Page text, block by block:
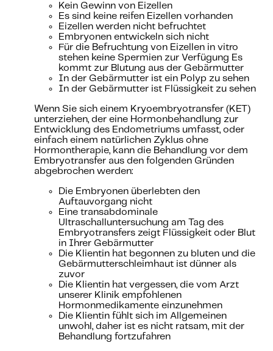
Kein Gewinn von Eizellen
Es sind keine reifen Eizellen vorhanden
Eizellen werden nicht befruchtet
Embryonen entwickeln sich nicht
Für die Befruchtung von Eizellen in vitro
stehen keine Spermien zur Verfügung Es
kommt zur Blutung aus der Gebärmutter
In der Gebärmutter ist ein Polyp zu sehen
In der Gebärmutter ist Flüssigkeit zu sehen
Wenn Sie sich einem Kryoembryotransfer (KET)
unterziehen, der eine Hormonbehandlung zur
Entwicklung des Endometriums umfasst, oder
einfach einem natürlichen Zyklus ohne
Hormontherapie, kann die Behandlung vor dem
Embryotransfer aus den folgenden Gründen
abgebrochen werden:
Die Embryonen überlebten den
Auftauvorgang nicht
Eine transabdominale
Ultraschalluntersuchung am Tag des
Embryotransfers zeigt Flüssigkeit oder Blut
in Ihrer Gebärmutter
Die Klientin hat begonnen zu bluten und die
Gebärmutterschleimhaut ist dünner als
zuvor
Die Klientin hat vergessen, die vom Arzt
unserer Klinik empfohlenen
Hormonmedikamente einzunehmen
Die Klientin fühlt sich im Allgemeinen
unwohl, daher ist es nicht ratsam, mit der
Behandlung fortzufahren